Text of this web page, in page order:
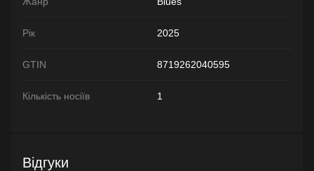
Рік 2025
GTIN 8719262040595
Кількість носіїв 1
Відгуки